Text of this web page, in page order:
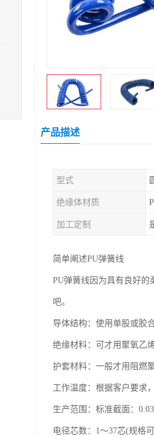
产品描述
型式
绝缘体材质
加工定制
简单阐述PU弹簧线
PU弹簧线因为具有良好的
吧。
导体结构：使用单股或胶
绝缘材料：可才用聚氧乙
护套材料：一般才用阻燃
工作温度：根据客户要求
生产范围：标准截面：
电径芯数：1～37芯(规格